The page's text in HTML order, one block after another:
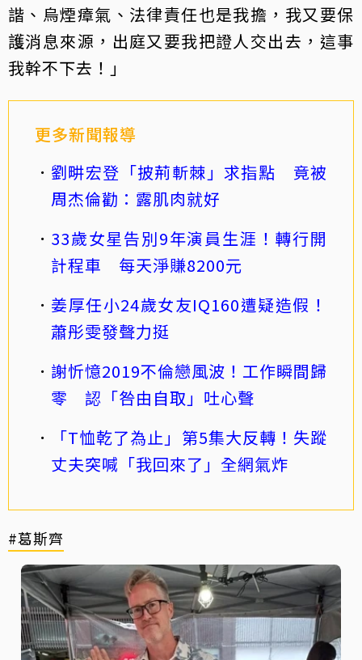
諧、烏煙瘴氣、法律責任也是我擔，我又要保
護消息來源，出庭又要我把證人交出去，這事
我幹不下去！」
更多新聞報導
劉畊宏登「披荊斬棘」求指點 竟被
周杰倫勸：露肌肉就好
33歲女星告別9年演員生涯！轉行開
計程車 每天淨賺8200元
姜厚任小24歲女友IQ160遭疑造假！
蕭彤雯發聲力挺
謝忻憶2019不倫戀風波！工作瞬間歸
零 認「咎由自取」吐心聲
「T恤乾了為止」第5集大反轉！失蹤
丈夫突喊「我回來了」全網氣炸
#葛斯齊